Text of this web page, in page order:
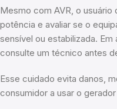
Mesmo com AVR, o
potência e avaliar se o
sensível ou estabilizada.
consulte um técnico antes
Esse cuidado evita danos,
consumidor a usar o